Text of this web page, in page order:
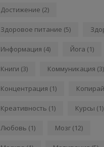
Достижение (2)
Здоровое питание (5)
Информация (4) Йога (1)
Книги (3) Коммуникация (3)
Концентрация (1)
Креативность (1) Курсы (1)
Любовь (1) Мозг (12)